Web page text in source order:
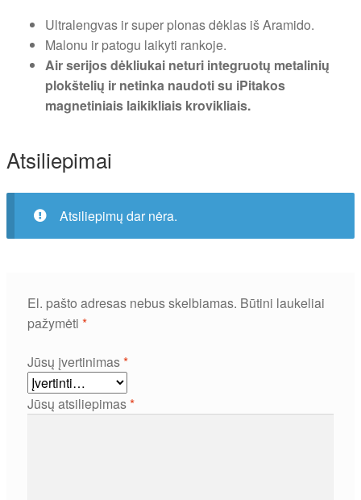
Ultralengvas ir super plonas dėklas iš Aramido.
Malonu ir patogu laikyti rankoje.
Air serijos dėkliukai neturi integruotų metalinių
plokštelių ir netinka naudoti su iPitakos
magnetiniais laikikliais krovikliais.
Atsiliepimai
Atsiliepimų dar nėra.
El. pašto adresas nebus skelbiamas. Būtini laukeliai
pažymėti *
Jūsų įvertinimas*
Jūsų atsiliepimas*